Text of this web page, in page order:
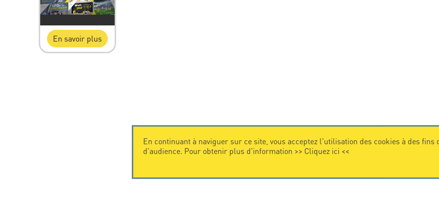
En savoir plus
En continuant à naviguer sur ce site, vous acceptez l'utilisation des cookies à des fins
d'audience. Pour obtenir plus d'information >> Cliquez ici <<